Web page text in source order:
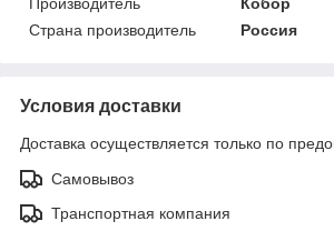
Страна производитель
Россия
Условия доставки
Доставка осуществляется только по
Самовывоз
Транспортная компания